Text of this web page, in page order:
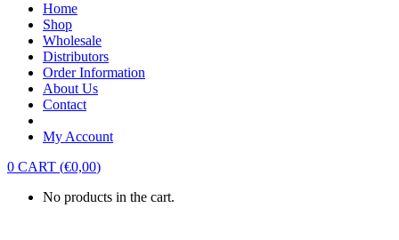
Home
Shop
Wholesale
Distributors
Order Information
About Us
Contact
My Account
0 CART (€0,00)
No products in the cart.